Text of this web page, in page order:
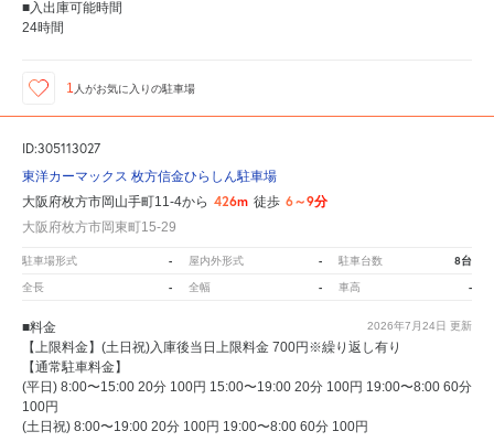
■入出庫可能時間
24時間
1 人がお気に入りの駐車場
ID:305113027
東洋カーマックス 枚方信金ひらしん駐車場
大阪府枚方市岡山手町11-4から 426m 徒歩 6～9分
大阪府枚方市岡東町15-29
駐車場形式 - 屋内外形式 - 駐車台数 8台
全長 - 全幅 - 車高 -
2026年7月24日 更新
■料金
【上限料金】(土日祝)入庫後当日上限料金 700円※繰り返し有り
【通常駐車料金】
(平日) 8:00〜15:00 20分 100円 15:00〜19:00 20分 100円 19:00〜8:00 60分
100円
(土日祝) 8:00〜19:00 20分 100円 19:00〜8:00 60分 100円